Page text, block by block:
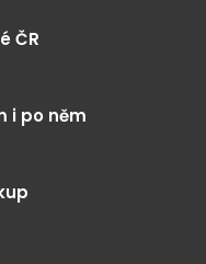
ČR
i po něm